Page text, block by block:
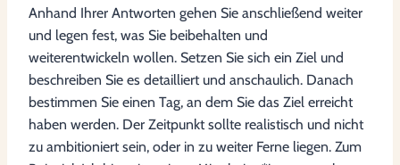
Anhand Ihrer Antworten gehen Sie anschließend weiter
und legen fest, was Sie beibehalten und
weiterentwickeln wollen. Setzen Sie sich ein Ziel und
beschreiben Sie es detailliert und anschaulich. Danach
bestimmen Sie einen Tag, an dem Sie das Ziel erreicht
haben werden. Der Zeitpunkt sollte realistisch und nicht
zu ambitioniert sein, oder in zu weiter Ferne liegen. Zum